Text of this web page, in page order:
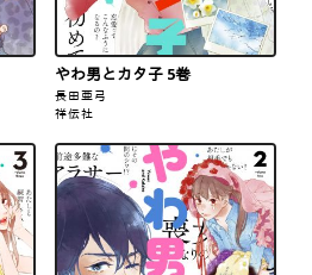
やわ男とカタ子 5巻
長田亜弓
祥伝社